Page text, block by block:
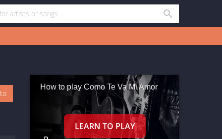
How to play Como Te Va Mi Amor